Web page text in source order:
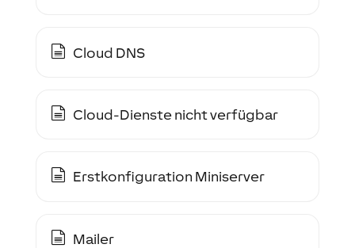
Cloud DNS
Cloud-Dienste nicht verfügbar
Erstkonfiguration Miniserver
Mailer